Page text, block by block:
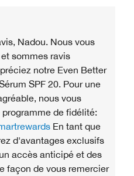
Nadou. Nous vous
sommes ravis
notre Even Better
SPF 20. Pour une
nous vous
de fidélité:
En tant que
d'avantages exclusifs
accès anticipé et des
façon de vous remercier